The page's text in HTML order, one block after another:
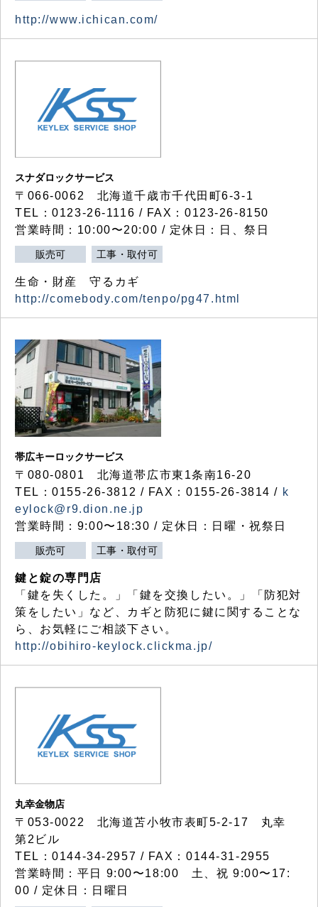
http://www.ichican.com/
スナダロックサービス
〒066-0062 北海道千歳市千代田町6-3-1
TEL：0123-26-1116 / FAX：0123-26-8150
営業時間：10:00〜20:00 / 定休日：日、祭日
販売可 工事・取付可
生命・財産 守るカギ
http://comebody.com/tenpo/pg47.html
帯広キーロックサービス
〒080-0801 北海道帯広市東1条南16-20
TEL：0155-26-3812 / FAX：0155-26-3814 / k
eylock@r9.dion.ne.jp
営業時間：9:00〜18:30 / 定休日：日曜・祝祭日
販売可 工事・取付可
鍵と錠の専門店
「鍵を失くした。」「鍵を交換したい。」「防犯対
策をしたい」など、カギと防犯に鍵に関することな
ら、お気軽にご相談下さい。
http://obihiro-keylock.clickma.jp/
丸幸金物店
〒053-0022 北海道苫小牧市表町5-2-17 丸幸
第2ビル
TEL：0144-34-2957 / FAX：0144-31-2955
営業時間：平日 9:00〜18:00 土、祝 9:00〜17:
00 / 定休日：日曜日